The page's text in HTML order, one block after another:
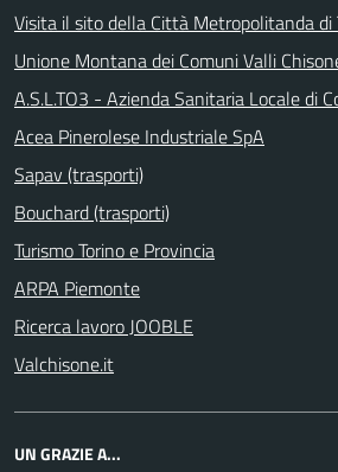
Visita il sito della Città Metropolitanda di
Unione Montana dei Comuni Valli
A.S.L.TO3 - Azienda Sanitaria Locale di
Acea Pinerolese Industriale SpA
Sapav (trasporti)
Bouchard (trasporti)
Turismo Torino e Provincia
ARPA Piemonte
Ricerca lavoro JOOBLE
Valchisone.it
UN GRAZIE A...